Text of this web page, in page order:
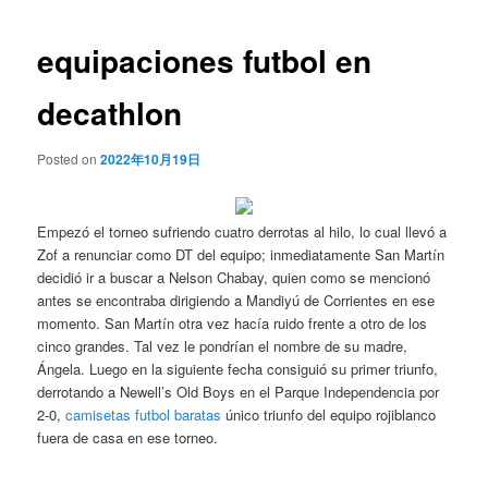
equipaciones futbol en
decathlon
Posted on2022年10月19日
Empezó el torneo sufriendo cuatro derrotas al hilo, lo cual llevó a
Zof a renunciar como DT del equipo; inmediatamente San Martín
decidió ir a buscar a Nelson Chabay, quien como se mencionó
antes se encontraba dirigiendo a Mandiyú de Corrientes en ese
momento. San Martín otra vez hacía ruido frente a otro de los
cinco grandes. Tal vez le pondrían el nombre de su madre,
Ángela. Luego en la siguiente fecha consiguió su primer triunfo,
derrotando a Newell’s Old Boys en el Parque Independencia por
2-0,camisetas futbol baratas único triunfo del equipo rojiblanco
fuera de casa en ese torneo.